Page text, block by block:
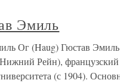
Эмиль
Ог (Haug) Гюстав
Рейн),
(с 1904).